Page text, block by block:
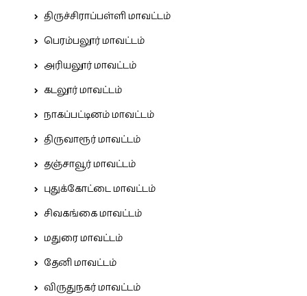
திருச்சிராப்பள்ளி மாவட்டம்
பெரம்பலூர் மாவட்டம்
அரியலூர் மாவட்டம்
கடலூர் மாவட்டம்
நாகப்பட்டினம் மாவட்டம்
திருவாரூர் மாவட்டம்
தஞ்சாவூர் மாவட்டம்
புதுக்கோட்டை மாவட்டம்
சிவகங்கை மாவட்டம்
மதுரை மாவட்டம்
தேனி மாவட்டம்
விருதுநகர் மாவட்டம்